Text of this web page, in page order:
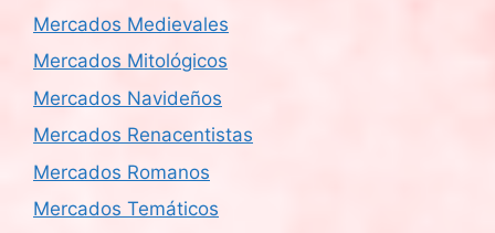
Mercados Medievales
Mercados Mitológicos
Mercados Navideños
Mercados Renacentistas
Mercados Romanos
Mercados Temáticos